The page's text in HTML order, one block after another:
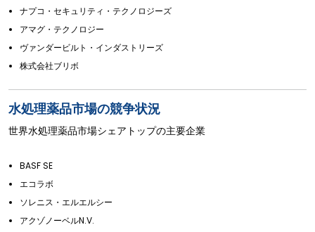
ナプコ・セキュリティ・テクノロジーズ
アマグ・テクノロジー
ヴァンダービルト・インダストリーズ
株式会社ブリボ
水処理薬品市場の競争状況
世界水処理薬品市場シェアトップの主要企業
BASF SE
エコラボ
ソレニス・エルエルシー
アクゾノーベルN.V.